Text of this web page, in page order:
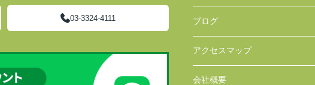
03-3324-4111 ブログ
アクセスマップ
会社概要